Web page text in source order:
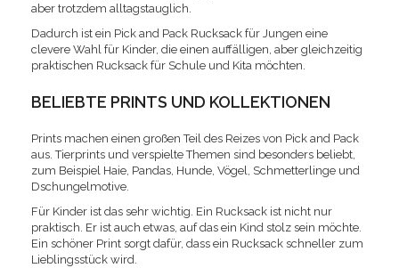
aber trotzdem alltagstauglich.
Dadurch ist ein Pick and Pack Rucksack für Jungen eine
clevere Wahl für Kinder, die einen auffälligen, aber gleichzeitig
praktischen Rucksack für Schule und Kita möchten.
BELIEBTE PRINTS UND KOLLEKTIONEN
Prints machen einen großen Teil des Reizes von Pick and Pack
aus. Tierprints und verspielte Themen sind besonders beliebt,
zum Beispiel Haie, Pandas, Hunde, Vögel, Schmetterlinge und
Dschungelmotive.
Für Kinder ist das sehr wichtig. Ein Rucksack ist nicht nur
praktisch. Er ist auch etwas, auf das ein Kind stolz sein möchte.
Ein schöner Print sorgt dafür, dass ein Rucksack schneller zum
Lieblingsstück wird.